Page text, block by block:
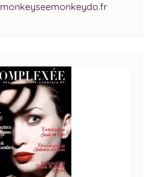
monkeyseemonkeydo.fr